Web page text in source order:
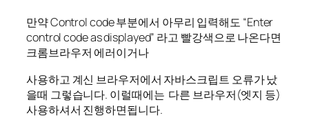
만약 Control code 부분에서 아무리 입력해도 “Enter
control code as displayed” 라고 빨강색으로 나온다면
크롬브라우저 에러이거나
사용하고 계신 브라우저에서 자바스크립트 오류가 났
을때 그렇습니다. 이럴때에는 다른 브라우저(엣지 등)
사용하셔서 진행하면됩니다.